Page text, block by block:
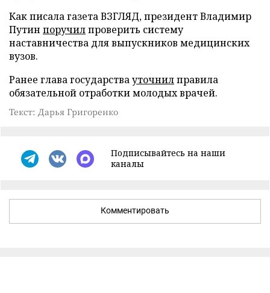
Как писала газета ВЗГЛЯД, президент Владимир
Путин поручилпроверить систему
наставничества для выпускников медицинских
вузов.
Ранее глава государствауточнилправила
обязательной отработки молодых врачей.
Текст: Дарья Григоренко
Подписывайтесь на наши
каналы
Комментировать